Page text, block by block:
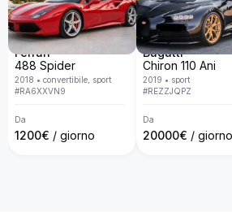
lusso con una flotta disponibile in tutta
servizio personalizzato, consegna
trasparenti e la garanzia di ricevere
la hai scelta, in perfette condizioni,
esperienza di noleggio semplice,
le tue esigenze.
La tua auto perfetta ti aspetta —
Ferrari
488 Spider
2018 • convertibile, sport
#RA6XXVN9
Da
1200€ / giorno
Bugatti
Chiron 110 Ani
2019 • sport
#REZZJQPZ
Da
20000€ / giorno